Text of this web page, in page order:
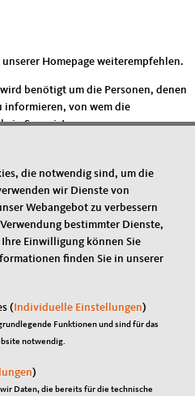
Homepage weiterempfehlen.
benötigt um die Personen, denen
informieren, von wem die
Spam ist.
ein Pflichtfeld.
die notwendig sind, um die
wir Dienste von
Webangebot zu verbessern
bestimmter Dienste,
Einwilligung können Sie
finden Sie in unserer
(Individuelle Einstellungen)
Funktionen und sind für das
notwendig.
)
Daten, die bereits für die technische